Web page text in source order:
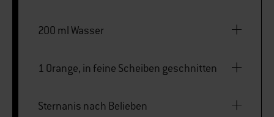
200 ml Wasser
1 Orange, in feine Scheiben geschnitten
Sternanis nach Belieben